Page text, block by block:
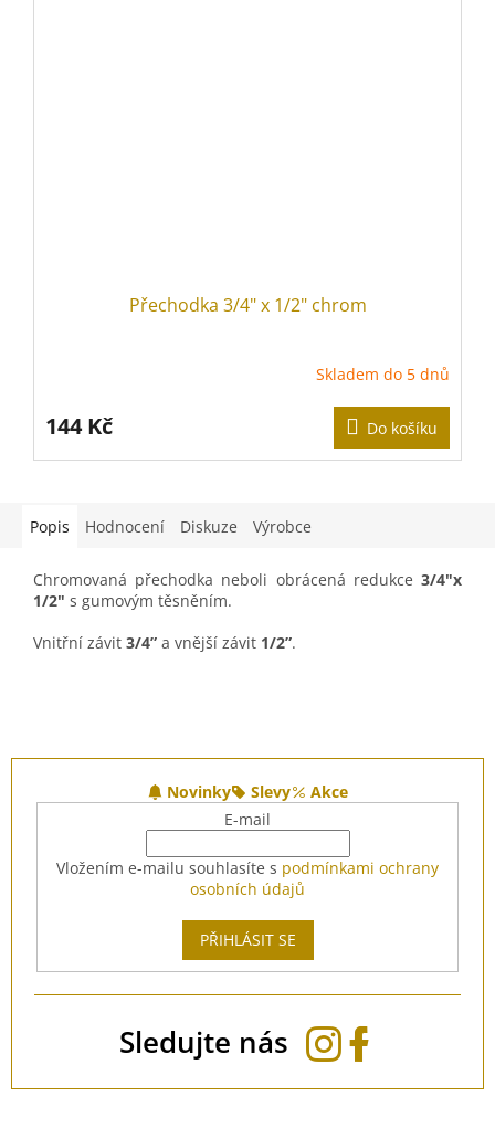
Přechodka 3/4" x 1/2" chrom
Skladem do 5 dnů
144 Kč Do košíku
Popis Hodnocení Diskuze Výrobce
Chromovaná přechodka neboli obrácená redukce 3/4"x
1/2" s gumovým těsněním.
Vnitřní závit 3/4” a vnější závit 1/2”.
Novinky Slevy
Akce
E-mail
Vložením e-mailu souhlasíte s podmínkami ochrany
osobních údajů
PŘIHLÁSIT SE
Sledujte nás